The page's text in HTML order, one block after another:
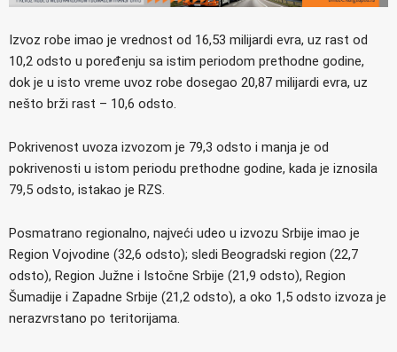
Izvoz robe imao je vrednost od 16,53 milijardi evra, uz rast od
10,2 odsto u poređenju sa istim periodom prethodne godine,
dok je u isto vreme uvoz robe dosegao 20,87 milijardi evra, uz
nešto brži rast – 10,6 odsto.
Pokrivenost uvoza izvozom je 79,3 odsto i manja je od
pokrivenosti u istom periodu prethodne godine, kada je iznosila
79,5 odsto, istakao je RZS.
Posmatrano regionalno, najveći udeo u izvozu Srbije imao je
Region Vojvodine (32,6 odsto); sledi Beogradski region (22,7
odsto), Region Južne i Istočne Srbije (21,9 odsto), Region
Šumadije i Zapadne Srbije (21,2 odsto), a oko 1,5 odsto izvoza je
nerazvrstano po teritorijama.